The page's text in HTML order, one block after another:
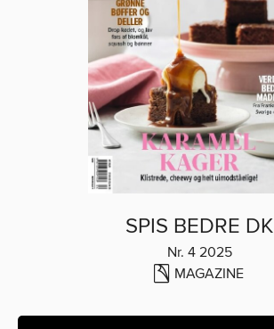
SPIS BEDRE DK
Nr. 4 2025
MAGAZINE